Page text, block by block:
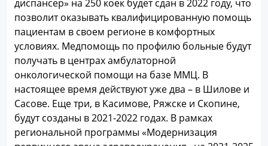
диспансер» на 250 коек будет сдан в 2022 году, что
позволит оказывать квалифицированную помощь
пациентам в своем регионе в комфортных
условиях. Медпомощь по профилю больные будут
получать в центрах амбулаторной
онкологической помощи на базе ММЦ. В
настоящее время действуют уже два – в Шилове и
Сасове. Еще три, в Касимове, Ряжске и Скопине,
будут созданы в 2021-2022 годах. В рамках
региональной программы «Модернизация